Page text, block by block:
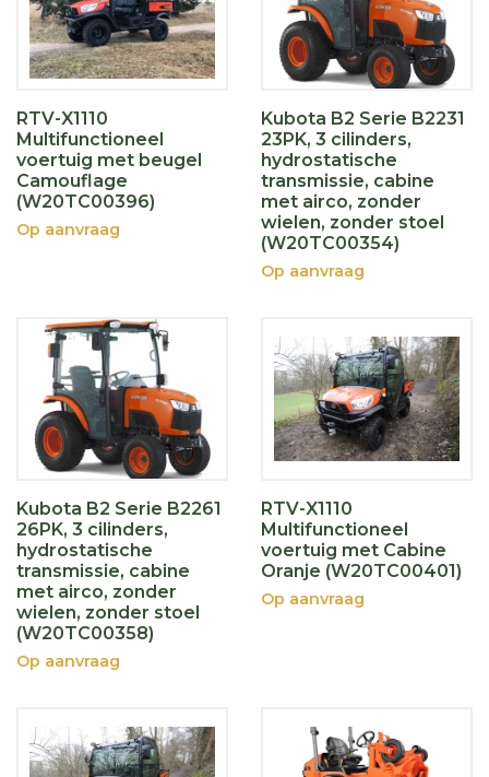
RTV-X1110
Multifunctioneel
voertuig met beugel
Camouflage
(W20TC00396)
Op aanvraag
Kubota B2 Serie B2231
23PK, 3 cilinders,
hydrostatische
transmissie, cabine
met airco, zonder
wielen, zonder stoel
(W20TC00354)
Op aanvraag
Kubota B2 Serie B2261
26PK, 3 cilinders,
hydrostatische
transmissie, cabine
met airco, zonder
wielen, zonder stoel
(W20TC00358)
Op aanvraag
RTV-X1110
Multifunctioneel
voertuig met Cabine
Oranje (W20TC00401)
Op aanvraag